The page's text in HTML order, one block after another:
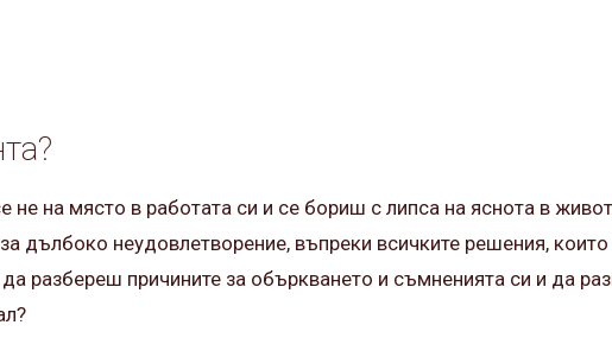
не на място в работата си и се бориш с липса на яснота в
дълбоко неудовлетворение, въпреки всичките решения,
разбереш причините за объркването и съмненията си и да